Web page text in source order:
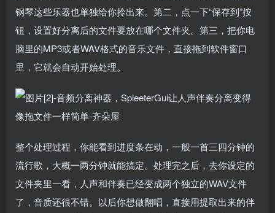
钢琴这些乐器也单独给你拎出来。第二，点一下“保存到”按
钮，设置好分离后的文件要放在哪个文件夹。第三，把你电
脑里的MP3或者WAV格式的音乐文件，直接拖到软件窗口
里，它就会自动开始处理。
整个处理过程，你能看到进度条在动，一般一首三四分钟的
流行歌，大概一两分钟就能搞定。处理完之后，去你设定的
文件夹里一看，人声和伴奏已经变成两个独立的WAV文件
了，音质还很不错。以后你想做翻唱，直接用提取出来的伴